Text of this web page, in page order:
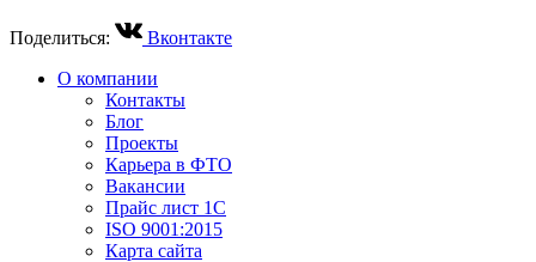
Поделиться:
Вконтакте
О компании
Контакты
Блог
Проекты
Карьера в ФТО
Вакансии
Прайс лист 1С
ISO 9001:2015
Карта сайта